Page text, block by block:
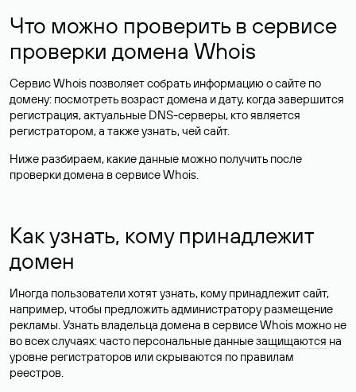
Что можно проверить в сервисе
проверки домена Whois
Сервис Whois позволяет собрать информацию о сайте по
домену: посмотреть возраст домена и дату, когда завершится
регистрация, актуальные DNS-серверы, кто является
регистратором, а также узнать, чей сайт.
Ниже разбираем, какие данные можно получить после
проверки домена в сервисе Whois.
Как узнать, кому принадлежит
домен
Иногда пользователи хотят узнать, кому принадлежит сайт,
например, чтобы предложить администратору размещение
рекламы. Узнать владельца домена в сервисе Whois можно не
во всех случаях: часто персональные данныезащищаются на
уровне регистраторов или скрываются по правилам
реестров.